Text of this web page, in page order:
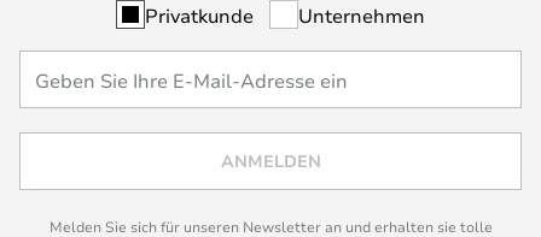
Privatkunde Unternehmen
ANMELDEN
Melden Sie sich für unseren Newsletter an und erhalten sie tolle